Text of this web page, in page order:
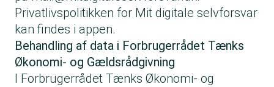
Privatlivspolitikken for Mit digitale selvforsvar
kan findes i appen.
Behandling af data i Forbrugerrådet Tænks
Økonomi- og Gældsrådgivning
I Forbrugerrådet Tænks Økonomi- og